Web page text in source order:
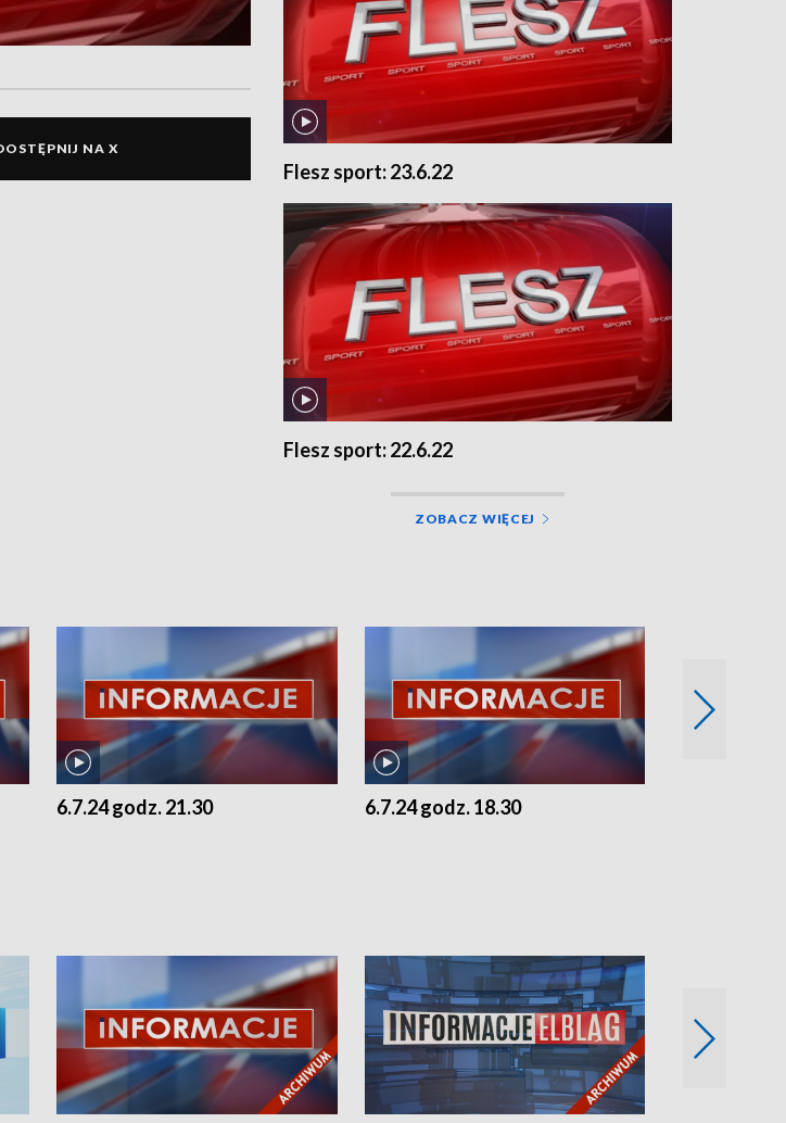
NA X
Flesz sport: 23.6.22
Flesz sport: 22.6.22
ZOBACZ WIĘCEJ
6.7.24 godz. 21.30 6.7.24 godz. 18.30